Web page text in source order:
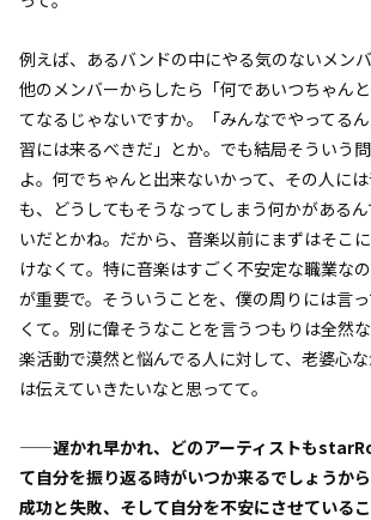
例えば、あるバンドの中にやる気のないメンバ
他のメンバーからしたら「何であいつちゃん
てなるじゃないですか。「みんなでやってる
習には来るべきだ」とか。でも結局そういう
よ。何でちゃんと出来ないかって、その人に
も、どうしてもそうなってしまう何かがある
いだとかね。だから、音楽以前にまずはそこ
けなくて。特に音楽はすごく不安定な職業な
が重要で。そういうことを、僕の周りには言
くて。別に偉そうなことを言うつもりは全然
楽活動で漠然と悩んでる人に対して、老婆心
は伝えていきたいなと思ってて。
——遅かれ早かれ、どのアーティストも
て自分を振り返る時がいつか来るでしょうか
成功と失敗、そして自分を不安にさせている